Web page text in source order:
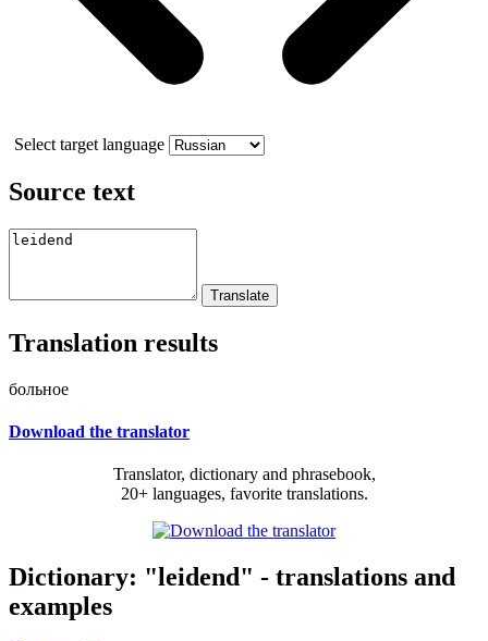
Select target language
Source text
Translation results
больное
Download the translator
Translator, dictionary and phrasebook,
20+ languages, favorite translations.
Dictionary: "leidend" - translations and
examples